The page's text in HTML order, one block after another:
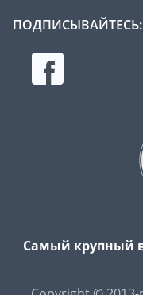
ПОДПИСЫВАЙТЕСЬ:
Самый крупный